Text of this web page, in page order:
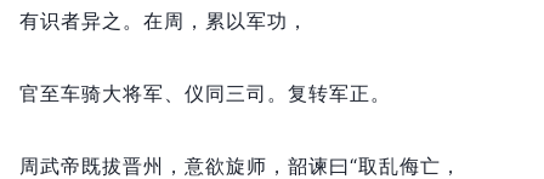
有识者异之。 在周， 累以军功，
官至车骑大将军、仪同三司。 复转军正。
周武帝既拔晋州， 意欲旋师， 韶谏曰“取乱侮亡，